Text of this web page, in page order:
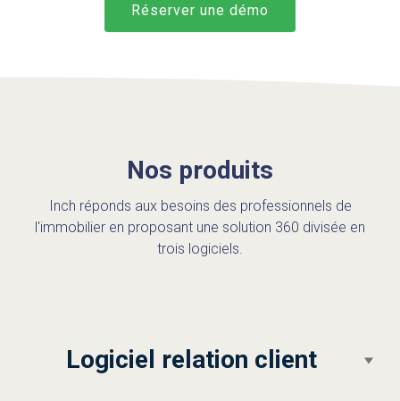
Réserver une démo
Nos produits
Inch réponds aux besoins des professionnels de
l'immobilier en proposant une solution 360 divisée en
trois logiciels.
Logiciel relation client